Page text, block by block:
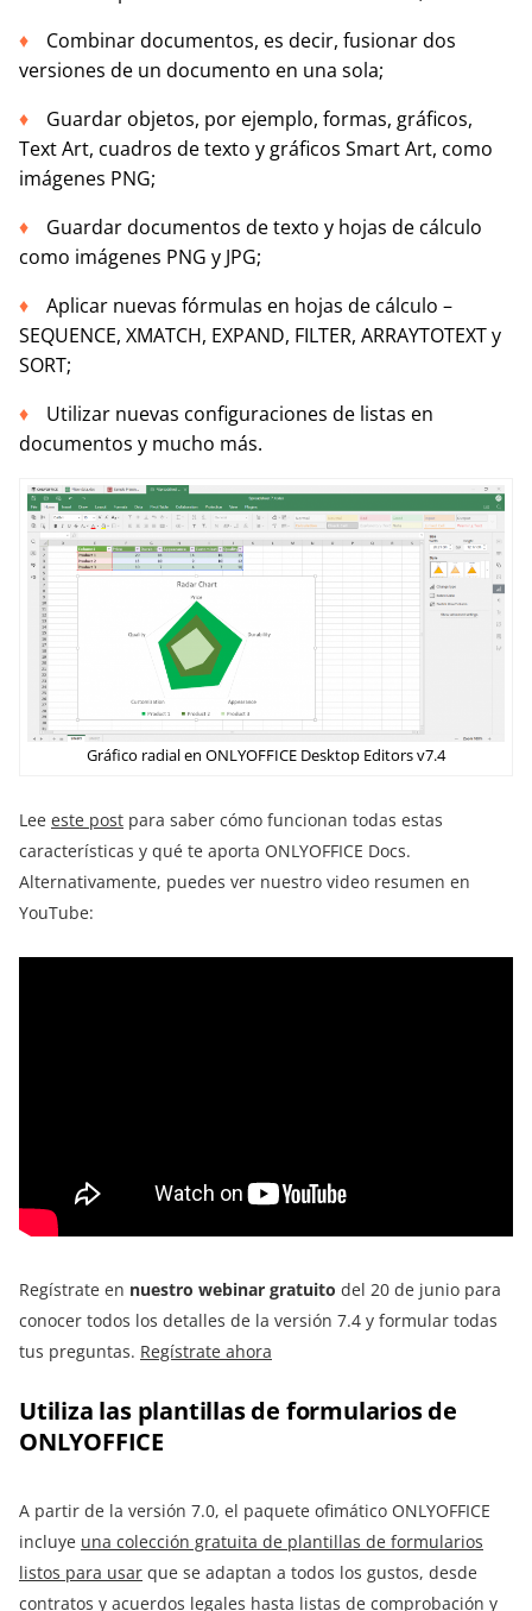
Combinar documentos, es decir, fusionar dos
versiones de un documento en una sola;
Guardar objetos, por ejemplo, formas, gráficos,
Text Art, cuadros de texto y gráficos Smart Art, como
imágenes PNG;
Guardar documentos de texto y hojas de cálculo
como imágenes PNG y JPG;
Aplicar nuevas fórmulas en hojas de cálculo –
SEQUENCE, XMATCH, EXPAND, FILTER, ARRAYTOTEXT y
SORT;
Utilizar nuevas configuraciones de listas en
documentos y mucho más.
Gráfico radial en ONLYOFFICE Desktop Editors v7.4
Lee este post para saber cómo funcionan todas estas
características y qué te aporta ONLYOFFICE Docs.
Alternativamente, puedes ver nuestro video resumen en
YouTube:
Regístrate en nuestro webinar gratuito del 20 de junio para
conocer todos los detalles de la versión 7.4 y formular todas
tus preguntas. Regístrate ahora
Utiliza las plantillas de formularios de
ONLYOFFICE
A partir de la versión 7.0, el paquete ofimático ONLYOFFICE
incluye una colección gratuita de plantillas de formularios
listos para usar que se adaptan a todos los gustos, desde
contratos y acuerdos legales hasta listas de comprobación y